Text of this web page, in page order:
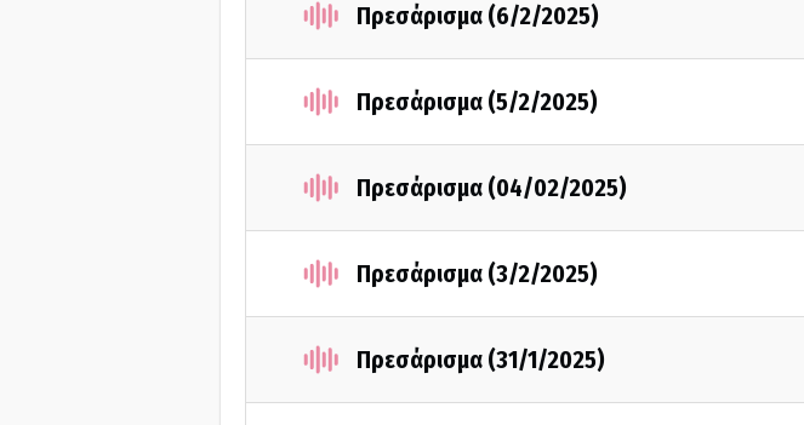
Πρεσάρισμα (6/2/2025)
Πρεσάρισμα (5/2/2025)
Πρεσάρισμα (04/02/2025)
Πρεσάρισμα (3/2/2025)
Πρεσάρισμα (31/1/2025)